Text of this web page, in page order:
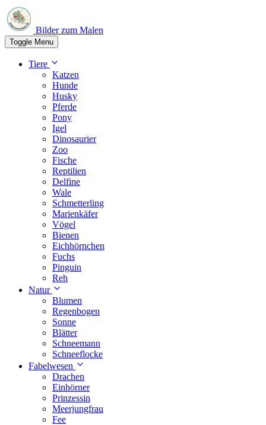
Bilder zum Malen
Toggle Menu
Tiere
Katzen
Hunde
Husky
Pferde
Pony
Igel
Dinosaurier
Zoo
Fische
Reptilien
Delfine
Wale
Schmetterling
Marienkäfer
Vögel
Bienen
Eichhörnchen
Fuchs
Pinguin
Reh
Natur
Blumen
Regenbogen
Sonne
Blätter
Schneemann
Schneeflocke
Fabelwesen
Drachen
Einhörner
Prinzessin
Meerjungfrau
Fee